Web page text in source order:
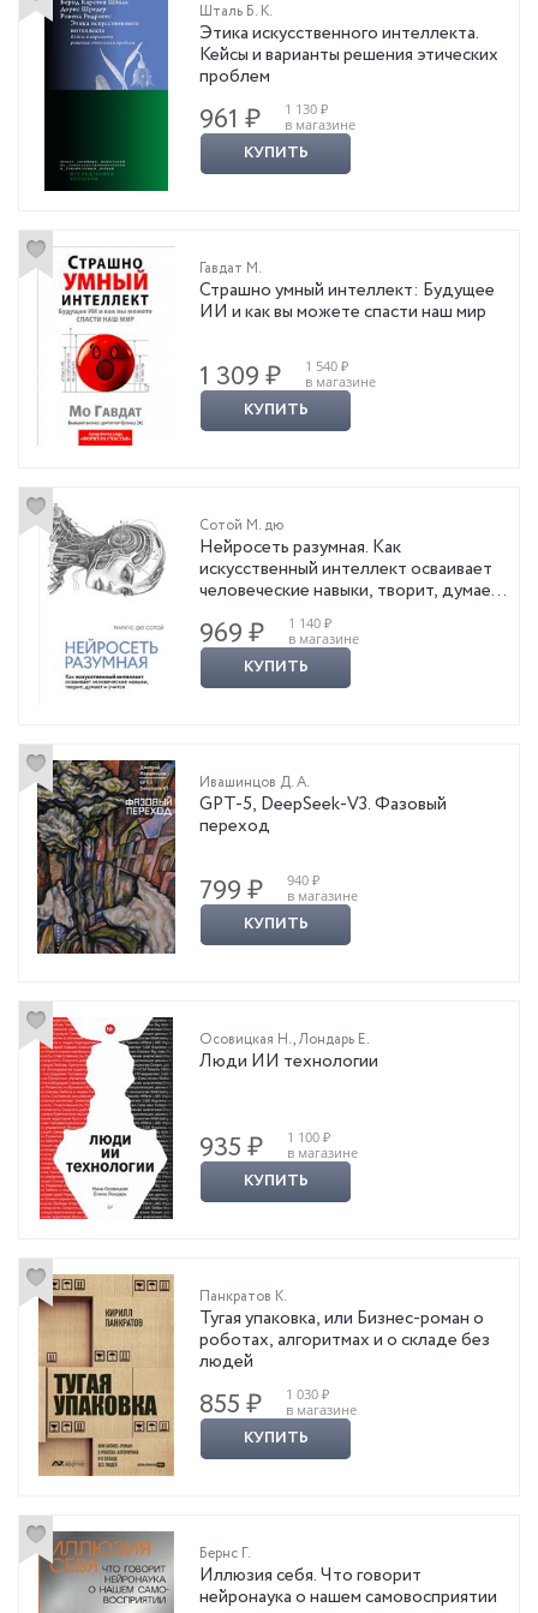
Шталь Б. К.
Этика искусственного интеллекта.
Кейсы и варианты решения этических
проблем
961 ₽
1 130 ₽
в магазине
КУПИТЬ
Гавдат М.
Страшно умный интеллект: Будущее
ИИ и как вы можете спасти наш мир
1 309 ₽
1 540 ₽
в магазине
КУПИТЬ
Сотой М. дю
Нейросеть разумная. Как
искусственный интеллект осваивает
человеческие навыки, творит, думает
969 ₽
1 140 ₽
в магазине
КУПИТЬ
Ивашинцов Д. А.
GPT-5, DeepSeek-V3. Фазовый
переход
799 ₽
940 ₽
в магазине
КУПИТЬ
Осовицкая Н.,Лондарь Е.
Люди ИИ технологии
935 ₽
1 100 ₽
в магазине
КУПИТЬ
Панкратов К.
Тугая упаковка, или Бизнес-роман о
роботах, алгоритмах и о складе без
людей
855 ₽
1 030 ₽
в магазине
КУПИТЬ
Бернс Г.
Иллюзия себя. Что говорит
нейронаука о нашем самовосприятии